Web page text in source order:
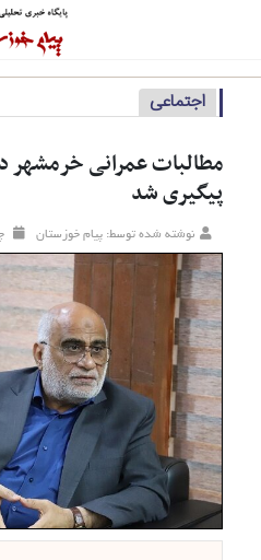
اجتماعی
مطالبات عمرانی خرمشهر
پیگیری شد
نوشته شده توسط: پیام خوزستان